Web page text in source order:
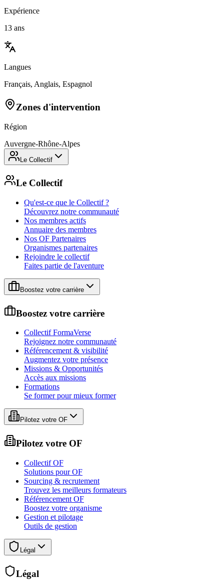
Expérience
13 ans
Langues
Français, Anglais, Espagnol
Zones d'intervention
Région
Auvergne-Rhône-Alpes
Le Collectif
Le Collectif
Qu'est-ce que le Collectif ?
Découvrez notre communauté
Nos membres actifs
Annuaire des membres
Nos OF Partenaires
Organismes partenaires
Rejoindre le collectif
Faites partie de l'aventure
Boostez votre carrière
Boostez votre carrière
Collectif FormaVerse
Rejoignez notre communauté
Référencement & visibilité
Augmentez votre présence
Missions & Opportunités
Accès aux missions
Formations
Se former pour mieux former
Pilotez votre OF
Pilotez votre OF
Collectif OF
Solutions pour OF
Sourcing & recrutement
Trouvez les meilleurs formateurs
Référencement OF
Boostez votre organisme
Gestion et pilotage
Outils de gestion
Légal
Légal